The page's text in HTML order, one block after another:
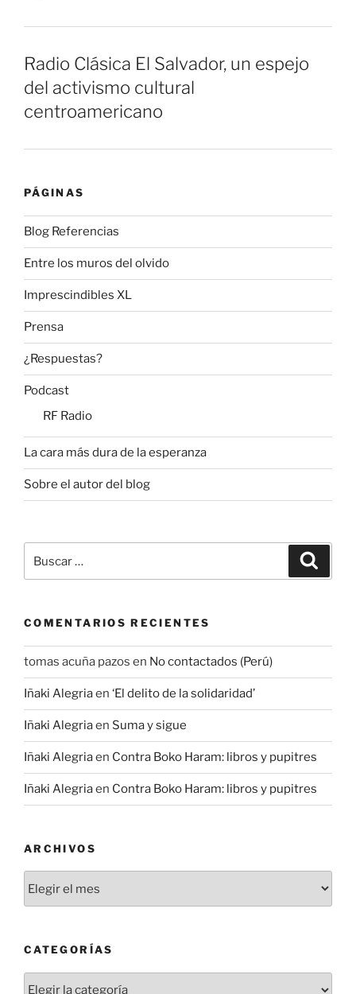
Radio Clásica El Salvador, un espejo
del activismo cultural
centroamericano
PÁGINAS
Blog Referencias
Entre los muros del olvido
Imprescindibles XL
Prensa
¿Respuestas?
Podcast
RF Radio
La cara más dura de la esperanza
Sobre el autor del blog
por:
COMENTARIOS RECIENTES
tomas acuña pazos en No contactados (Perú)
Iñaki Alegriaen ‘El delito de la solidaridad’
Iñaki Alegriaen Suma y sigue
Iñaki Alegriaen Contra Boko Haram: libros y pupitres
Iñaki Alegriaen Contra Boko Haram: libros y pupitres
ARCHIVOS
CATEGORÍAS